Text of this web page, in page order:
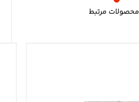
محصولات مرتبط